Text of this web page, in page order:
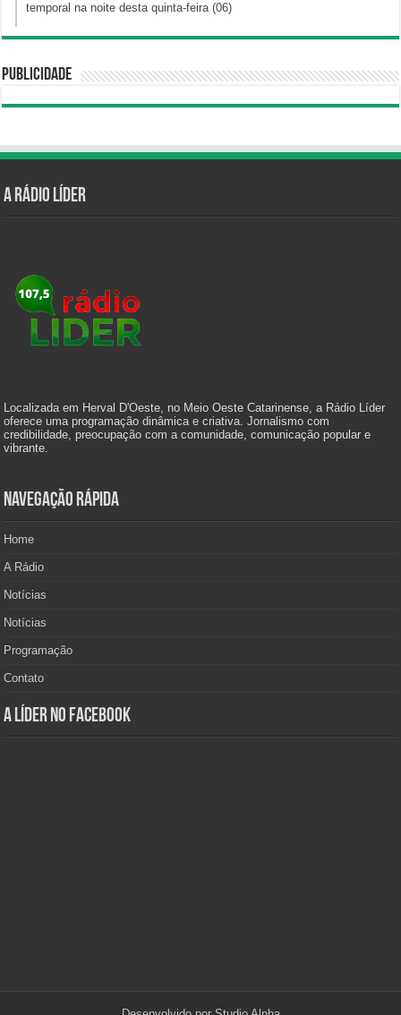
temporal na noite desta quinta-feira (06)
Publicidade
A Rádio Líder
Localizada em Herval D'Oeste, no Meio Oeste Catarinense, a Rádio Líder
oferece uma programação dinâmica e criativa. Jornalismo com
credibilidade, preocupação com a comunidade, comunicação popular e
vibrante.
Navegação Rápida
Home
A Rádio
Notícias
Notícias
Programação
Contato
A Líder no Facebook